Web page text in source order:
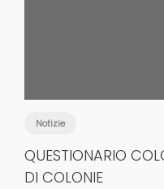
Notizie
QUESTIONARIO
DI COLONIE